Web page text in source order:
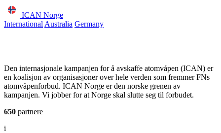
ICAN Norge
International Australia Germany
Den internasjonale kampanjen for å avskaffe atomvåpen (ICAN) er
en koalisjon av organisasjoner over hele verden som fremmer FNs
atomvåpenforbud. ICAN Norge er den norske grenen av
kampanjen. Vi jobber for at Norge skal slutte seg til forbudet.
650 partnere
i